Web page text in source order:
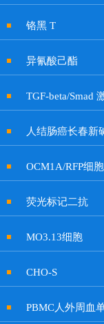
铬黑 T
异氰酸己酯
TGF-beta/Smad
人结肠癌长春新
OCM1A/RFP细胞
荧光标记二抗
MO3.13细胞
CHO-S
PBMC人外周血